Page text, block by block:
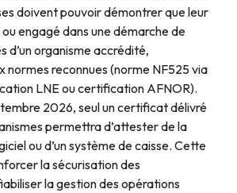
doivent pouvoir démontrer que leur
engagé dans une démarche de
d’un organisme accrédité,
normes reconnues (norme NF525 via
LNE ou certification AFNOR).
2026, seul un certificat délivré
permettra d’attester de la
ou d’un système de caisse. Cette
la sécurisation des
la gestion des opérations